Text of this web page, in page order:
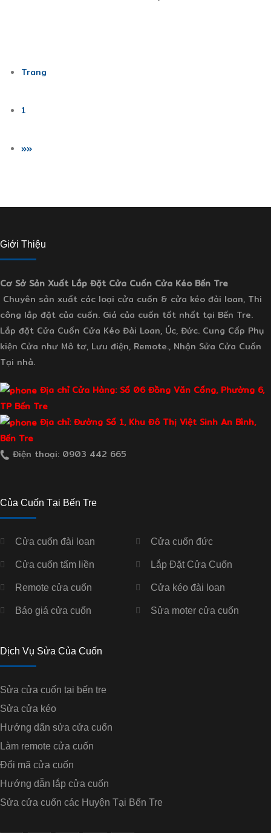
Trang
1
»»
Giới Thiệu
Cơ Sở Sản Xuất Lắp Đặt Cửa Cuốn Cửa Kéo Bến Tre
Chuyên sản xuất các loại cửa cuốn & cửa kéo đài loan, Thi
công lắp đặt của cuốn. Giá của cuốn tốt nhất tại Bến Tre.
Lắp đặt Cửa Cuốn Cửa Kéo Đài Loan, Úc, Đức. Cung Cấp Phụ
kiện Cửa như Mô tơ, Lưu điện, Remote., Nhận Sửa Cửa Cuốn
Tại nhà.
Địa chỉ Cửa Hàng: Số 06 Đồng Văn Cống, Phường 6,
TP Bến Tre
Địa chỉ: Đường Số 1, Khu Đô Thị Việt Sinh An Bình,
Bến Tre
Điện thoại: 0903 442 665
Của Cuốn Tại Bến Tre
Cửa cuốn đài loan Cửa cuốn đức
Cửa cuốn tấm liền Lắp Đặt Cửa Cuốn
Remote cửa cuốn Cửa kéo đài loan
Báo giá cửa cuốn Sửa moter cửa cuốn
Dịch Vụ Sửa Của Cuốn
Sửa cửa cuốn tại bến tre
Sửa cửa kéo
Hướng dẩn sửa cửa cuốn
Làm remote cửa cuốn
Đổi mã cửa cuốn
Hướng dẫn lắp cửa cuốn
Sửa cửa cuốn các Huyện Tại Bến Tre